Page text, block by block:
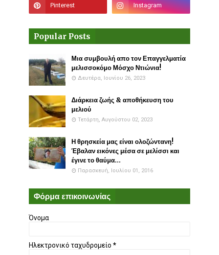
Popular Posts
Μια συμβουλή απο τον Επαγγελματία
μελισσοκόμο Μόσχο Ντιώνια!
Δευτέρα, Ιουνίου 26, 2023
Διάρκεια ζωής & αποθήκευση του
μελιού
Τετάρτη, Αυγούστου 02, 2023
Η θρησκεία μας είναι ολοζώντανη!
Έβαλαν εικόνες μέσα σε μελίσσι και
έγινε το θαύμα...
Παρασκευή, Ιουλίου 01, 2016
Φόρμα επικοινωνίας
Όνομα
Ηλεκτρονικό ταχυδρομείο *